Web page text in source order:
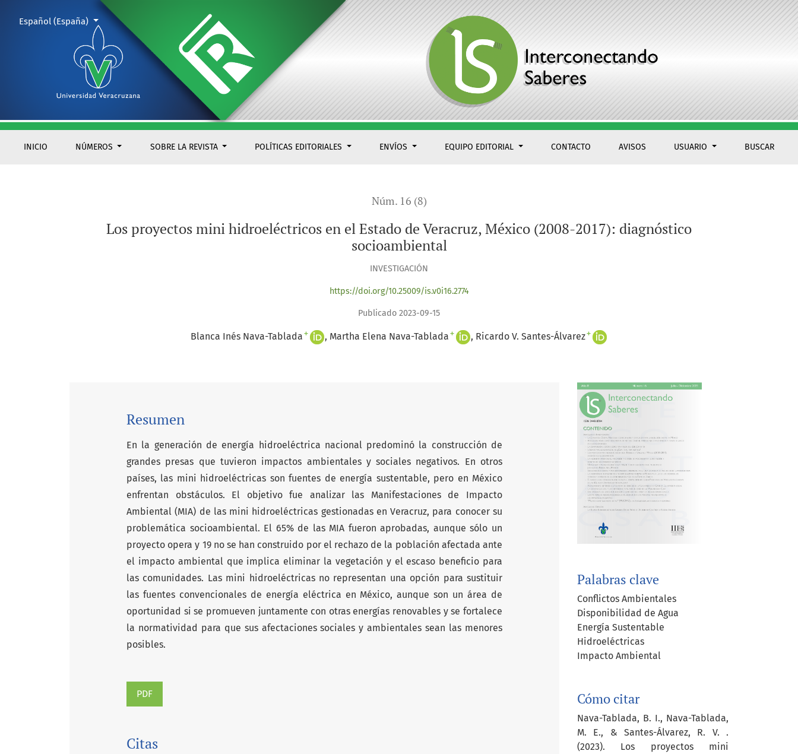
Los proyectos mini hidroeléctricos en el Estado de Veracruz, México (2008-2017): diagnóstico socioambiental
INICIO NÚMEROS SOBRE LA REVISTA POLÍTICAS EDITORIALES ENVÍOS EQUIPO EDITORIAL CONTACTO AVISOS USUARIO BUSCAR
Cambiar el idioma. El actual es:
Español (España)
Núm. 16 (8)
Los proyectos mini hidroeléctricos en el Estado de Veracruz, México (2008-2017): diagnóstico
socioambiental
INVESTIGACIÓN
https://doi.org/10.25009/is.v0i16.2774
Publicado 2023-09-15
Blanca Inés Nava-Tablada + Martha Elena Nava-Tablada + Ricardo V. Santes-Álvarez+
Palabras clave
Conflictos Ambientales
Disponibilidad de Agua
Energía Sustentable
Hidroeléctricas
Impacto Ambiental
Cómo citar
Nava-Tablada, B. I., Nava-Tablada,
M. E., & Santes-Álvarez, R. V. .
(2023). Los proyectos mini
Resumen
En la generación de energía hidroeléctrica nacional predominó la construcción de
grandes presas que tuvieron impactos ambientales y sociales negativos. En otros
países, las mini hidroeléctricas son fuentes de energía sustentable, pero en México
enfrentan obstáculos. El objetivo fue analizar las Manifestaciones de Impacto
Ambiental (MIA) de las mini hidroeléctricas gestionadas en Veracruz, para conocer su
problemática socioambiental. El 65% de las MIA fueron aprobadas, aunque sólo un
proyecto opera y 19 no se han construido por el rechazo de la población afectada ante
el impacto ambiental que implica eliminar la vegetación y el escaso beneficio para
las comunidades. Las mini hidroeléctricas no representan una opción para sustituir
las fuentes convencionales de energía eléctrica en México, aunque son un área de
oportunidad si se promueven juntamente con otras energías renovables y se fortalece
la normatividad para que sus afectaciones sociales y ambientales sean las menores
posibles.
PDF
Citas